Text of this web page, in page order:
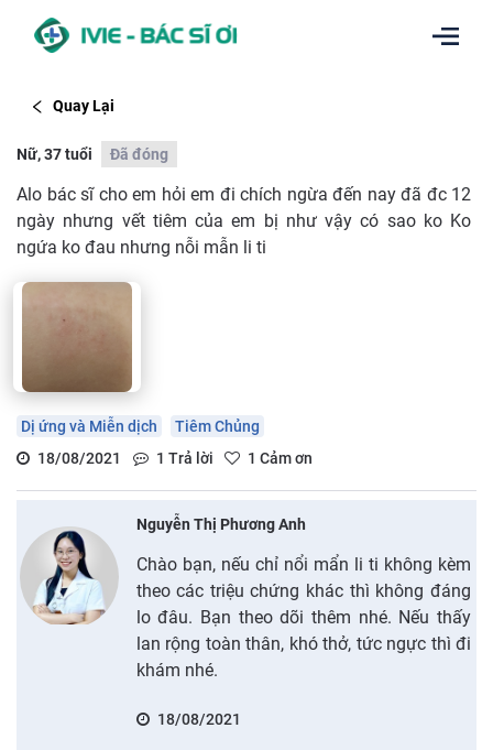
Quay Lại
Nữ, 37 tuổi Đã đóng
Alo bác sĩ cho em hỏi em đi chích ngừa đến nay đã đc 12
ngày nhưng vết tiêm của em bị như vậy có sao ko Ko
ngứa ko đau nhưng nỗi mẫn li ti
Dị ứng và Miễn dịch
Tiêm Chủng
18/08/2021
1 Trả lời 1 Cảm ơn
Nguyễn Thị Phương Anh
Chào bạn, nếu chỉ nổi mẩn li ti không kèm
theo các triệu chứng khác thì không đáng
lo đâu. Bạn theo dõi thêm nhé. Nếu thấy
lan rộng toàn thân, khó thở, tức ngực thì đi
khám nhé.
18/08/2021